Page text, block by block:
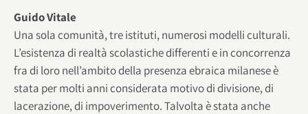
Guido Vitale
Una sola comunità, tre istituti, numerosi modelli culturali.
L’esistenza di realtà scolastiche differenti e in concorrenza
fra di loro nell’ambito della presenza ebraica milanese è
stata per molti anni considerata motivo di divisione, di
lacerazione, di impoverimento. Talvolta è stata anche